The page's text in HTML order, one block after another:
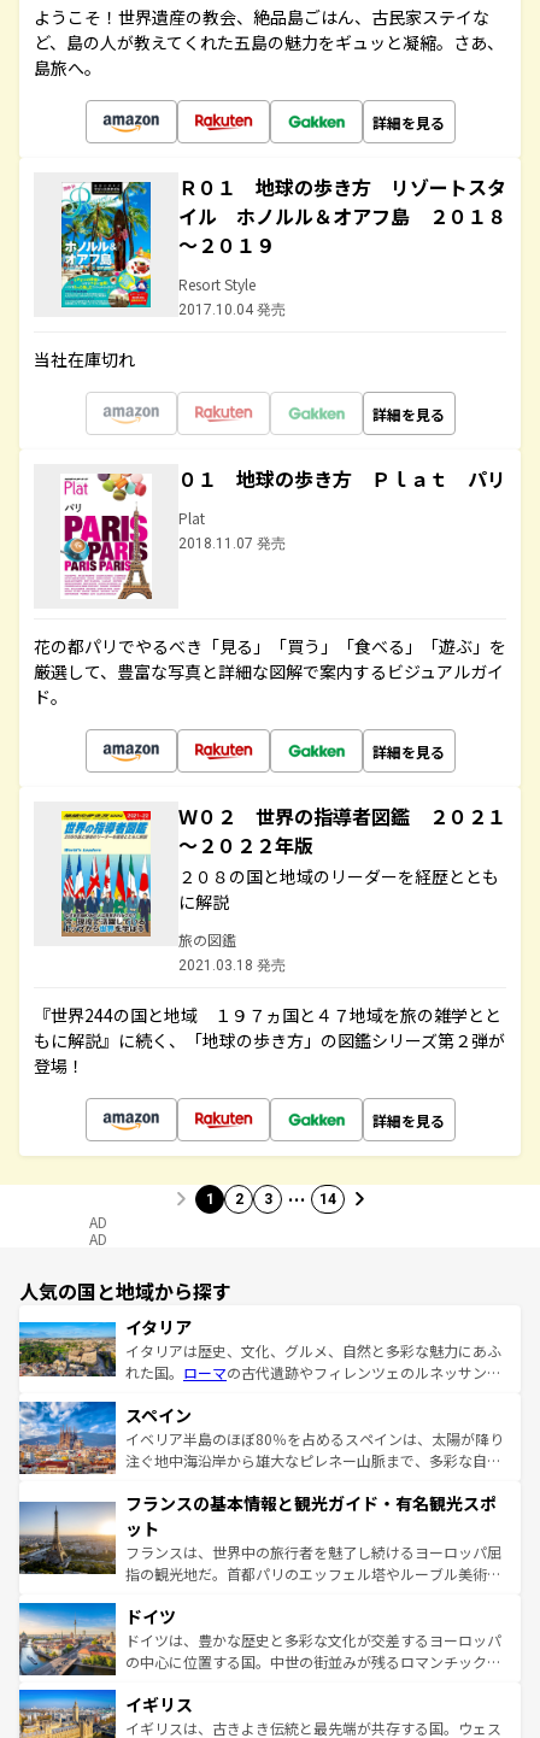
ようこそ！世界遺産の教会、絶品島ごはん、古民家ステイな
ど、島の人が教えてくれた五島の魅力をギュッと凝縮。さあ、
島旅へ。
詳細を見る
Ｒ０１ 地球の歩き方 リゾートスタ
イル ホノルル＆オアフ島 ２０１８
～２０１９
Resort Style
2017.10.04 発売
当社在庫切れ
詳細を見る
０１ 地球の歩き方 Ｐｌａｔ パリ
Plat
2018.11.07 発売
花の都パリでやるべき「見る」「買う」「食べる」「遊ぶ」を
厳選して、豊富な写真と詳細な図解で案内するビジュアルガイ
ド。
詳細を見る
Ｗ０２ 世界の指導者図鑑 ２０２１
～２０２２年版
２０８の国と地域のリーダーを経歴ととも
に解説
旅の図鑑
2021.03.18 発売
『世界244の国と地域 １９７ヵ国と４７地域を旅の雑学とと
もに解説』に続く、「地球の歩き方」の図鑑シリーズ第２弾が
登場！
詳細を見る
1 2 3 … 14
AD
AD
人気の国と地域から探す
イタリア
イタリアは歴史、文化、グルメ、自然と多彩な魅力にあふ
れた国。 ローマの古代遺跡やフィレンツェのルネッサンス
ろん、トスカーナの美しい田園風景やアマルフィ海岸の絶
景など、自然景観も見逃せない。観光の合間には、本場の
ピザやパスタなど、絶品のイタリア料理を堪能することも
ませてくれるイタリアで、忘れられない旅をしてみよう！
なお、新着のイタリア情報は
しい。
スペイン
イベリア半島のほぼ80％を占めるスペインは、太陽が降り
注ぐ地中海沿岸から雄大なピレネー山脈まで、多彩な自然
文化が根付くこの国では、情熱的なフラメンコ、熱気あふ
れる闘牛、そして美味しいタパスが生活の一部となってい
る。首都マドリードの洗練された雰囲気や、バルセロナの
アートに溢れた街角から、地方では古代ローマ遺跡や中世
せる。地方によって風土や気候が異なるスペインはその個
性で訪れる人を魅了する。 なお、新着のスペイン情報は コ
ンテンツ一覧を参照してほしい。
フランスの基本情報と観光ガイド・有名観光スポ
ット
フランスは、世界中の旅行者を魅了し続けるヨーロッパ屈
指の観光地だ。首都パリのエッフェル塔やルーブル美術館
で、幅広い魅力が詰まっている。華麗な宮殿、歴史的な大
聖堂、美しいビーチ、そして豊かな自然が、訪れる者を心
から魅了する。また、フランスは美食の国としても知ら
いる。シャンパンの発祥地であるランス、プロヴァンスの
香り高いラベンダー畑など、多彩な楽しみ方が可能だ。さ
ドイツ
ドイツは、豊かな歴史と多彩な文化が交差するヨーロッパ
の中心に位置する国。中世の街並みが残るロマンチック街
顔を持つこの国は、どこを歩いても飽きることがない。ベ
ルリンの文化的活気、バイエルン州のアルプスの絶景、そ
イギリス
イギリスは、古きよき伝統と最先端が共存する国。ウェス